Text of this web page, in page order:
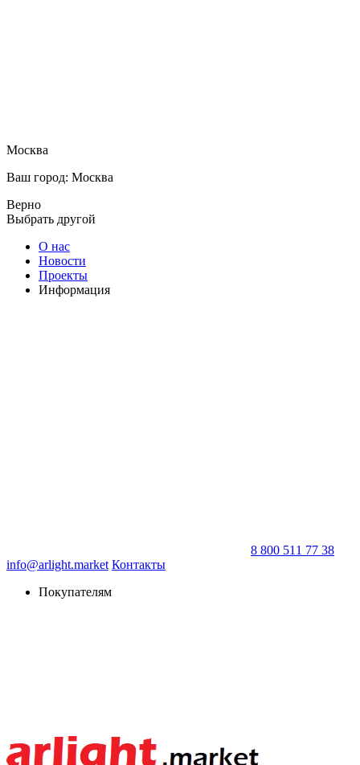
Москва
Ваш город: Москва
Верно
Выбрать другой
О нас
Новости
Проекты
Информация
8 800 511 77 38
info@arlight.market Контакты
Покупателям